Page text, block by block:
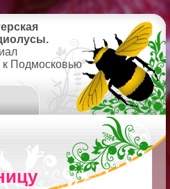
Подмосковью